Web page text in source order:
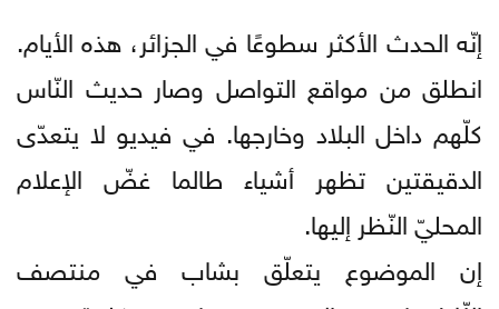
إنّه الحدث الأكثر سطوعًا في الجزائر، هذه الأيام.
انطلق من مواقع التواصل وصار حديث النّاس
كلّهم داخل البلاد وخارجها. في فيديو لا يتعدّى
الدقيقتين تظهر أشياء طالما غضّ الإعلام
المحليّ النّظر إليها.
إن الموضوع يتعلّق بشاب في منتصف